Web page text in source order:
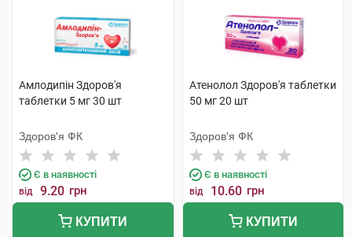
Амлодипін Здоров'я
таблетки 5 мг 30 шт
Здоров'я ФК
Є в наявності
від 9.20 грн
КУПИТИ
Атенолол Здоров'я таблетки
50 мг 20 шт
Здоров'я ФК
Є в наявності
від 10.60 грн
КУПИТИ